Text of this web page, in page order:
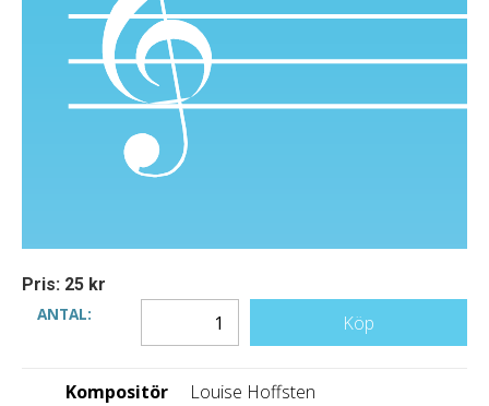
Pris: 25 kr
ANTAL:
Köp
Kompositör
Louise Hoffsten